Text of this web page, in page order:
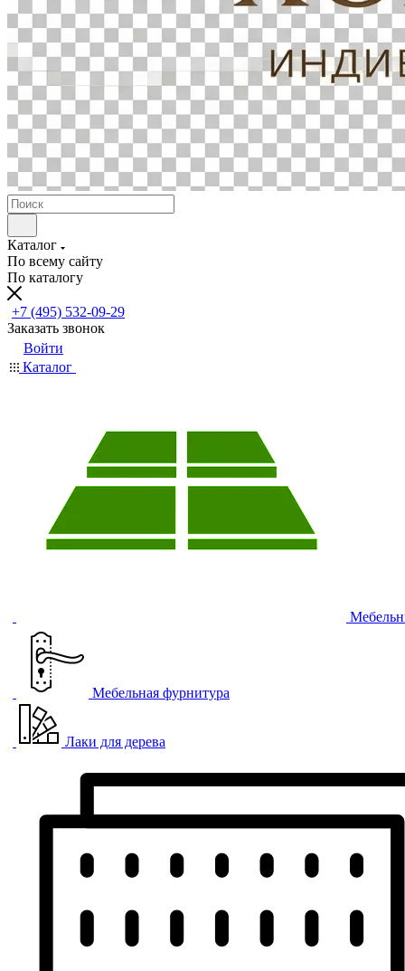
Каталог
По всему сайту
По каталогу
+7 (495) 532-09-29
Заказать звонок
Войти
Каталог
Мебельная фурнитура
Лаки для дерева